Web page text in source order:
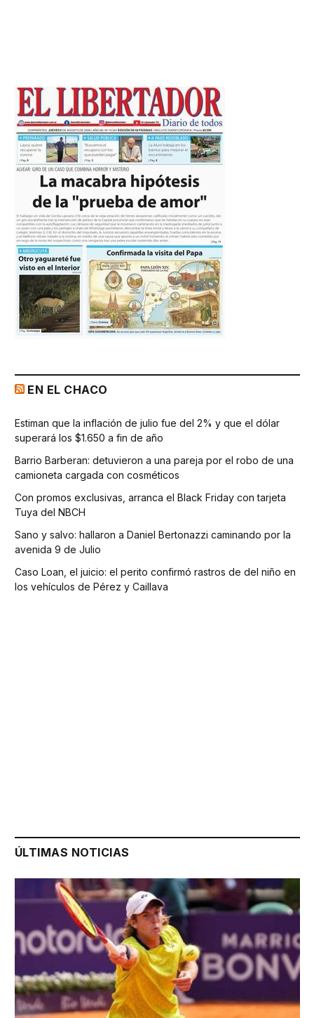
EN EL CHACO
Estiman que la inflación de julio fue del 2% y que el dólar
superará los $1.650 a fin de año
Barrio Barberan: detuvieron a una pareja por el robo de una
camioneta cargada con cosméticos
Con promos exclusivas, arranca el Black Friday con tarjeta
Tuya del NBCH
Sano y salvo: hallaron a Daniel Bertonazzi caminando por la
avenida 9 de Julio
Caso Loan, el juicio: el perito confirmó rastros de del niño en
los vehículos de Pérez y Caillava
ÚLTIMAS NOTICIAS